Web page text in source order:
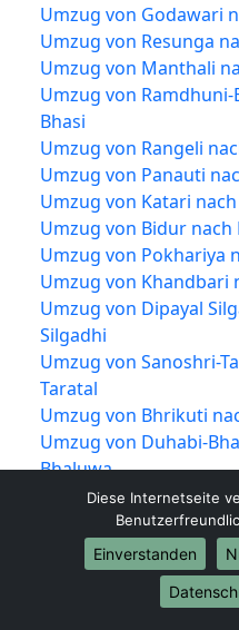
Umzug von Godawari
Umzug von Resunga
Umzug von Manthali
Umzug von
Bhasi
Umzug von Rangeli
Umzug von Panauti
Umzug von Katari
Umzug von Bidur nach
Umzug von Pokhariya
Umzug von Khandbari
Umzug von Dipayal
Silgadhi
Umzug von Sanoshri-
Taratal
Umzug von Bhrikuti
Umzug von Duhabi-
Bhaluwa
Umzug von
Umzug von Dudhauli
Umzug von Sabaila
Umzug von Banepa
Umzug von Phidim
Diese Internetseite
Einverstanden